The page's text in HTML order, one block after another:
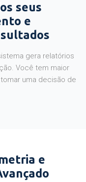
seus
e
gera relatórios
Você tem maior
uma decisão de
e